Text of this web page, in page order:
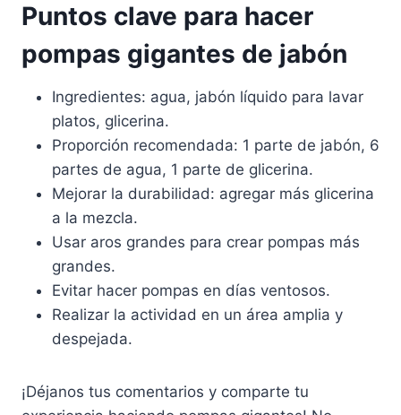
Puntos clave para hacer
pompas gigantes de jabón
Ingredientes: agua, jabón líquido para lavar
platos, glicerina.
Proporción recomendada: 1 parte de jabón, 6
partes de agua, 1 parte de glicerina.
Mejorar la durabilidad: agregar más glicerina
a la mezcla.
Usar aros grandes para crear pompas más
grandes.
Evitar hacer pompas en días ventosos.
Realizar la actividad en un área amplia y
despejada.
¡Déjanos tus comentarios y comparte tu